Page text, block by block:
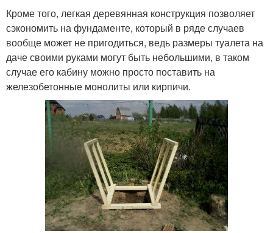
Кроме того, легкая деревянная конструкция позволяет
сэкономить на фундаменте, который в ряде случаев
вообще может не пригодиться, ведь размеры туалета на
даче своими руками могут быть небольшими, в таком
случае его кабину можно просто поставить на
железобетонные монолиты или кирпичи.